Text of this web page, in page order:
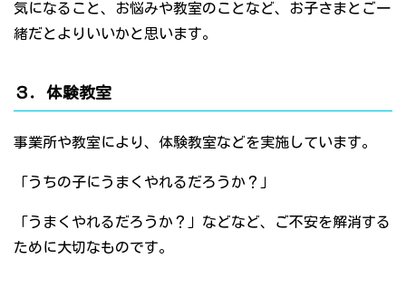
気になること、お悩みや教室のことなど、お子さまとご一
緒だとよりいいかと思います。
３．体験教室
事業所や教室により、体験教室などを実施しています。
「うちの子にうまくやれるだろうか？」
「うまくやれるだろうか？」などなど、ご不安を解消する
ために大切なものです。